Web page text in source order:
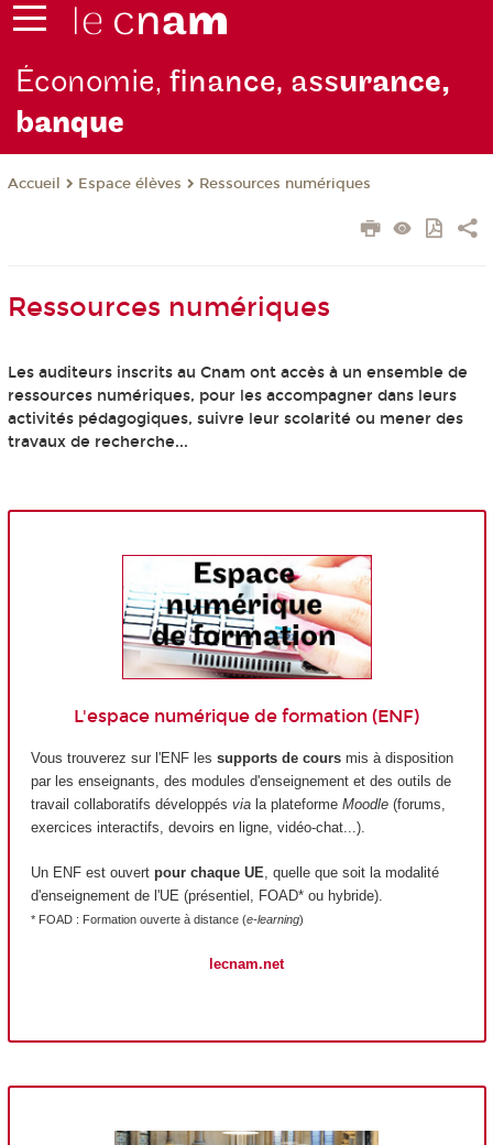
Économie,finance, assurance,
banque
Accueil Espace élèves Ressources numériques
Ressources numériques
Les auditeurs inscrits au Cnam ont accès à un ensemble de
ressources numériques, pour les accompagner dans leurs
activités pédagogiques, suivre leur scolarité ou mener des
travaux de recherche...
L'espace numérique de formation (ENF)
Vous trouverez sur l'ENF les supports de cours mis à disposition
par les enseignants, des modules d'enseignement et des outils de
travail collaboratifs développés via la plateforme Moodle (forums,
exercices interactifs, devoirs en ligne, vidéo-chat...).
Un ENF est ouvert pour chaque UE , quelle que soit la modalité
d'enseignement de l'UE (présentiel, FOAD* ou hybride).
* FOAD : Formation ouverte à distance (e-learning)
lecnam.net